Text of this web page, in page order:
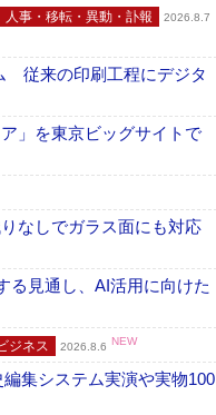
人事・移転・異動・訃報
2026.8.7
従来の印刷工程にデジタ
」を東京ビッグサイトで
なしでガラス面にも対応
見通し、AI活用に向けた
ジネス 2026.8.6 NEW
集システム実演や実物100